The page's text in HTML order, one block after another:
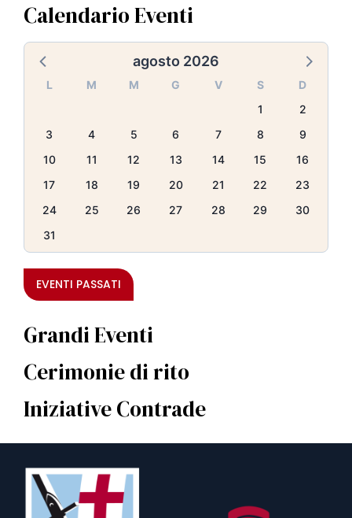
Calendario Eventi
agosto 2026
L M M G V S
D
1
2
3
4 5 6 7 8
9
10
11 12 13 14 15
16
17
18 19 20 21 22
23
24
25 26 27 28 29
30
31
EVENTI PASSATI
Grandi Eventi
Cerimonie di rito
Iniziative Contrade